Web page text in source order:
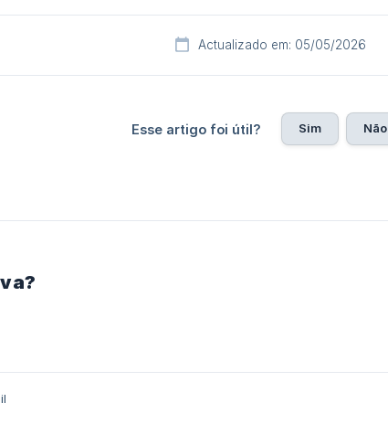
Actualizado em: 05/05/2026
Esse artigo foi útil? Sim Não